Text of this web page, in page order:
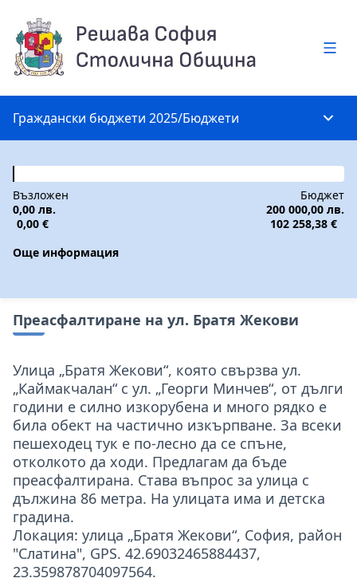
Граждански бюджети 2025/Бюджети
Възложен
0,00 лв.
0,00 €
Бюджет
200 000,00 лв.
102 258,38 €
Още информация
Преасфалтиране на ул. Братя Жекови
Улица „Братя Жекови“, която свързва ул.
„Каймакчалан“ с ул. „Георги Минчев“, от дълги
години е силно изкорубена и много рядко е
била обект на частично изкърпване. За всеки
пешеходец тук е по-лесно да се спъне,
отколкото да ходи. Предлагам да бъде
преасфалтирана. Става въпрос за улица с
дължина 86 метра. На улицата има и детска
градина.
Локация: улица „Братя Жекови“, София, район
"Слатина", GPS. 42.69032465884437,
23.359878704097564.